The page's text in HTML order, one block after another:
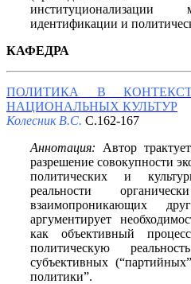
институционализации
идентификации и
КАФЕДРА
ПОЛИТИКА В
НАЦИОНАЛЬНЫХ КУЛЬТУР
Колесник В.С. С.162-167
Аннотация: Автор
разрешение совокупности
политических и
реальности
взаимопроникающих
аргументирует
как объективный
политическую
субъективных
политики”.